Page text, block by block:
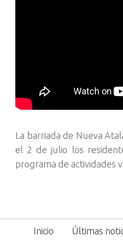
La barriada de Nueva
el 2 de julio los
programa de actividades
Inicio Últimas